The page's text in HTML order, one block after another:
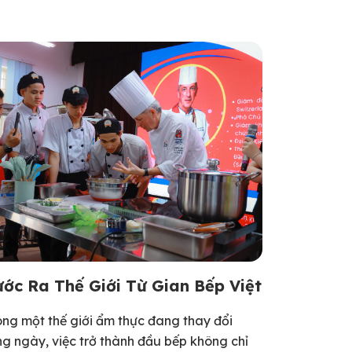
Ra Thế Giới Từ Gian Bếp Việt
một thế giới ẩm thực đang thay đổi
ngày, việc trở thành đầu bếp không chỉ